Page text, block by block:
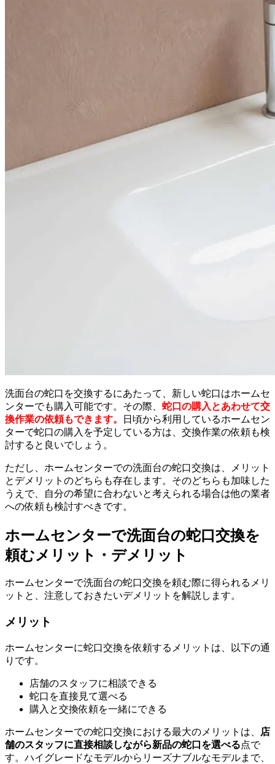
洗面台の蛇口を交換するにあたって、新しい蛇口はホームセ
ンターでも購入可能です。その際、 蛇口の購入とあわせて交
換作業の依頼もできます。
日頃から利用しているホームセン
ターで蛇口の購入を予定している方は、交換作業の依頼も検
討すると良いでしょう。
ただし、ホームセンターでの洗面台の蛇口交換は、メリット
とデメリットのどちらも存在します。そのどちらも加味した
うえで、自分の希望に合わないと考えられる場合は他の業者
への依頼も検討すべきです。
ホームセンターで洗面台の蛇口交換を
頼むメリット・デメリット
ホームセンターで洗面台の蛇口交換を頼む際に得られるメリ
ットと、注意しておきたいデメリットを解説します。
メリット
ホームセンターに蛇口交換を依頼するメリットは、以下の通
りです。
店舗のスタッフに相談できる
蛇口を直接見て選べる
購入と交換依頼を一緒にできる
ホームセンターでの蛇口交換における最大のメリットは、
店
舗のスタッフに直接相談しながら新品の蛇口を選べる点で
す。ハイグレードなモデルからリーズナブルなモデルまで、